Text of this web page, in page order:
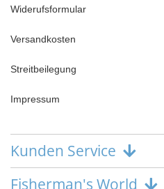
Widerufsformular
Versandkosten
Streitbeilegung
Impressum
Kunden Service
Fisherman's World